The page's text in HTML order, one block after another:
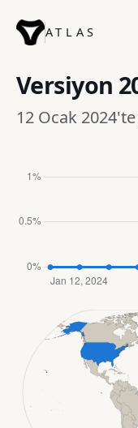
ATLAS
Versiyon
12 Ocak 2024'te